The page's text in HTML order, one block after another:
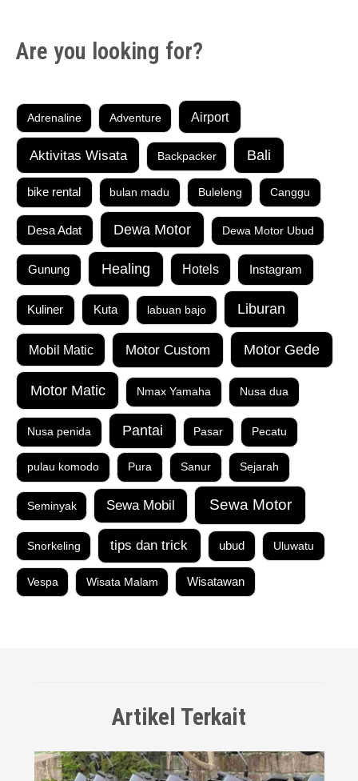
Are you looking for?
Adrenaline Adventure Airport
Aktivitas Wisata Backpacker Bali
bike rental bulan madu Buleleng Canggu
Desa Adat Dewa Motor Dewa Motor Ubud
Gunung Healing Hotels Instagram
Kuliner Kuta labuan bajo Liburan
Mobil Matic Motor Custom Motor Gede
Motor Matic Nmax Yamaha Nusa dua
Nusa penida Pantai Pasar Pecatu
pulau komodo Pura Sanur Sejarah
Seminyak Sewa Mobil Sewa Motor
Snorkeling tips dan trick ubud Uluwatu
Vespa Wisata Malam Wisatawan
Artikel Terkait